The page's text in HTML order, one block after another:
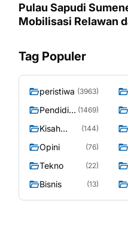
Pulau Sapudi Sumenep:
Mobilisasi Relawan
Tag Populer
peristiwa (3963)
Pendidik (1469)
Kisah
(144)
Opini (76)
Tekno (22)
Bisnis (13)